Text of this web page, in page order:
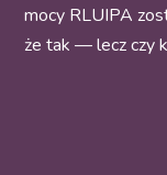
mocy RLUIPA
że tak — lecz czy